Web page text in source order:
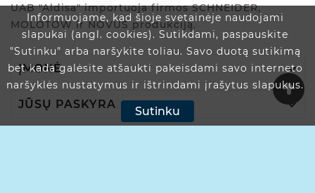
Informuojame, kad šioje svetainėje naudojami
slapukai (angl. cookies). Sutikdami, paspauskite
"Sutinku" arba naršykite toliau. Savo duotą sutikimą
bet kada galėsite atšaukti pakeisdami savo interneto
naršyklės nustatymus ir ištrindami įrašytus slapukus.
Sutinku
UAB "Aldisa" importuoja firmos SCHNEIDER,
MOLOTOW ir NOVUS produkciją.
ĮMONĖ 
JŪSŲ PASKYRA 